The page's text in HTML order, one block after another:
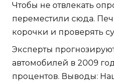
Чтобы не отвлекать
переместили сюда.
корочки и проверять
Эксперты
автомобилей в 2009
процентов. Выводы: